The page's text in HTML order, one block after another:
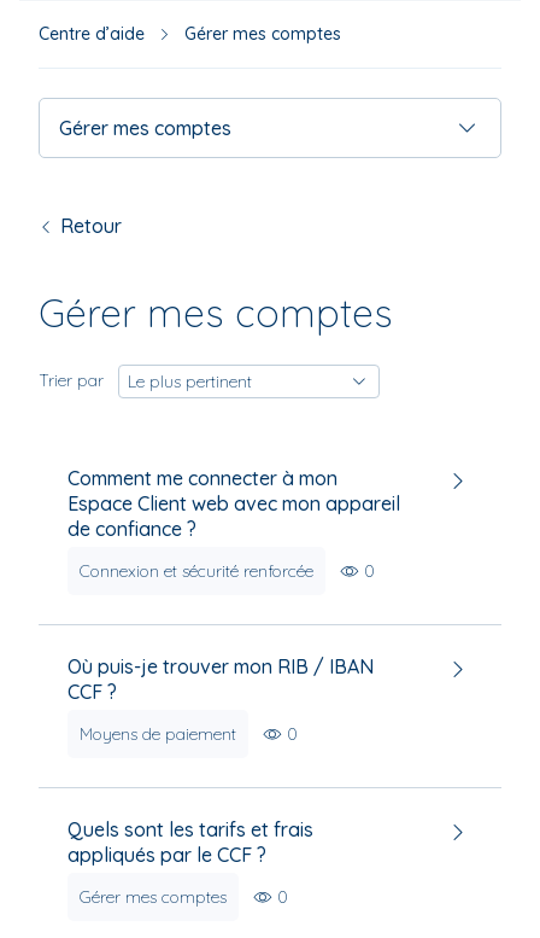
Centre d’aide Gérer mes comptes
Gérer mes comptes
Retour
Gérer mes comptes
Trier par Le plus pertinent
Comment me connecter à mon
Espace Client web avec mon appareil
de confiance ?
Connexion et sécurité renforcée 0
Où puis-je trouver mon RIB / IBAN
CCF ?
Moyens de paiement 0
Quels sont les tarifs et frais
appliqués par le CCF ?
Gérer mes comptes 0